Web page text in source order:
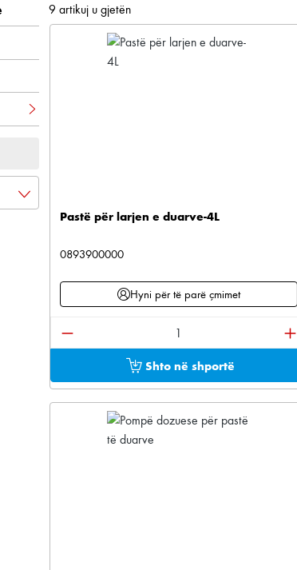
9 artikuj u gjetën
Pastë për larjen e duarve-4L
0893900000
Hyni për të parë çmimet
Sasia e produktit: Shkruani
Shto në shportë